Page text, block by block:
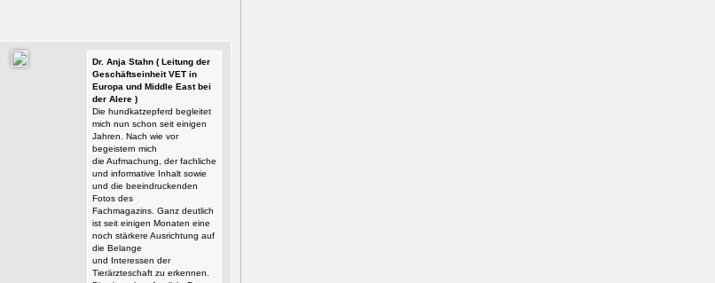
Dr. Anja Stahn ( Leitung der
Geschäftseinheit VET in
Europa und Middle East bei
der Alere )
Die hundkatzepferd begleitet
mich nun schon seit einigen
Jahren. Nach wie vor
begeistern mich
die Aufmachung, der fachliche
und informative Inhalt sowie
und die beeindruckenden
Fotos des
Fachmagazins. Ganz deutlich
ist seit einigen Monaten eine
noch stärkere Ausrichtung auf
die Belange
und Interessen der
Tierärzteschaft zu erkennen.